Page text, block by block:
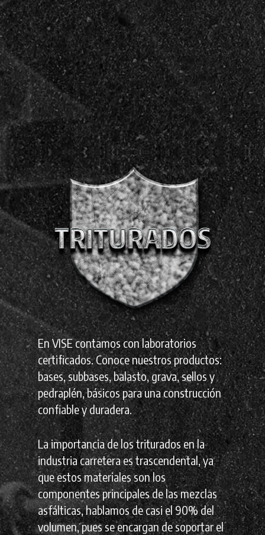
En VISE contamos con laboratorios
certificados. Conoce nuestros productos:
bases, subbases, balasto, grava, sellos y
pedraplén, básicos para una construcción
confiable y duradera.
La importancia de los triturados en la
industria carretera es trascendental, ya
que estos materiales son los
componentes principales de las mezclas
asfálticas, hablamos de casi el 90% del
volumen, pues se encargan de soportar el